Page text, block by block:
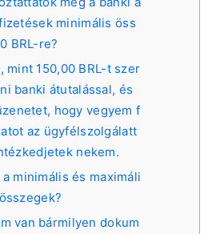
minimális öss
BRL-re?
mint 150,00 BRL-t szer
banki átutalással, és
hogy vegyem f
az ügyfélszolgálatt
nekem.
minimális és maximáli
van bármilyen dokum